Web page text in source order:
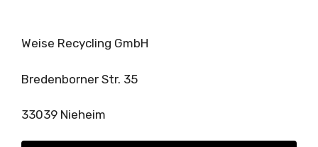
Weise Recycling GmbH
Bredenborner Str. 35
33039 Nieheim